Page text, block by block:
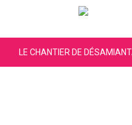
LE CHANTIER DE